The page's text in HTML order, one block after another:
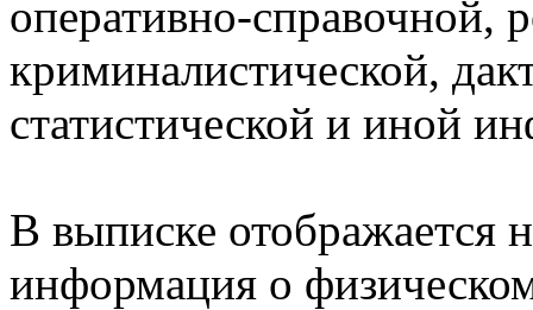
оперативно-справочной,
криминалистической,
статистической и иной
В выписке отображается
информация о